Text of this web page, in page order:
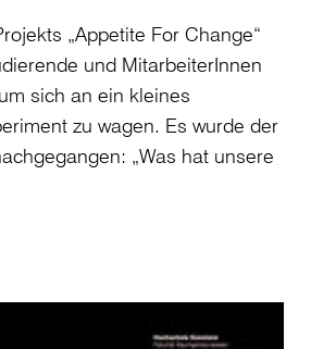
„Appetite For Change“
und MitarbeiterInnen
sich an ein kleines
zu wagen. Es wurde der
„Was hat unsere